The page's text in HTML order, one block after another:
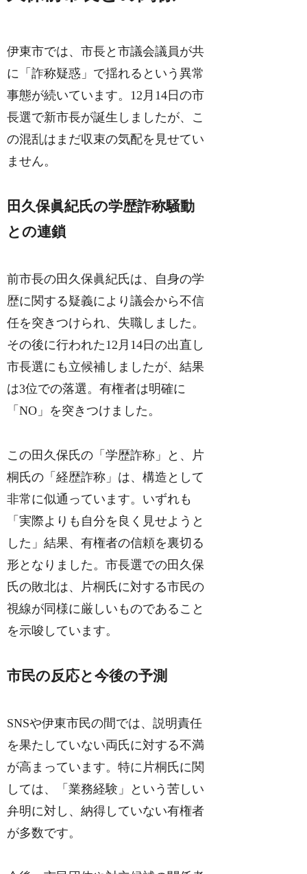
伊東市では、市長と市議会議員が共
に「詐称疑惑」で揺れるという異常
事態が続いています。12月14日の市
長選で新市長が誕生しましたが、こ
の混乱はまだ収束の気配を見せてい
ません。
田久保眞紀氏の学歴詐称騒動
との連鎖
前市長の田久保眞紀氏は、自身の学
歴に関する疑義により議会から不信
任を突きつけられ、失職しました。
その後に行われた12月14日の出直し
市長選にも立候補しましたが、結果
は3位での落選。有権者は明確に
「NO」を突きつけました。
この田久保氏の「学歴詐称」と、片
桐氏の「経歴詐称」は、構造として
非常に似通っています。いずれも
「実際よりも自分を良く見せようと
した」結果、有権者の信頼を裏切る
形となりました。市長選での田久保
氏の敗北は、片桐氏に対する市民の
視線が同様に厳しいものであること
を示唆しています。
市民の反応と今後の予測
SNSや伊東市民の間では、説明責任
を果たしていない両氏に対する不満
が高まっています。特に片桐氏に関
しては、「業務経験」という苦しい
弁明に対し、納得していない有権者
が多数です。